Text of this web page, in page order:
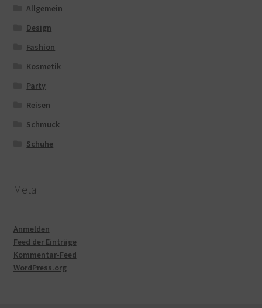
Allgemein
Design
Fashion
Kosmetik
Party
Reisen
Schmuck
Schuhe
Meta
Anmelden
Feed der Einträge
Kommentar-Feed
WordPress.org